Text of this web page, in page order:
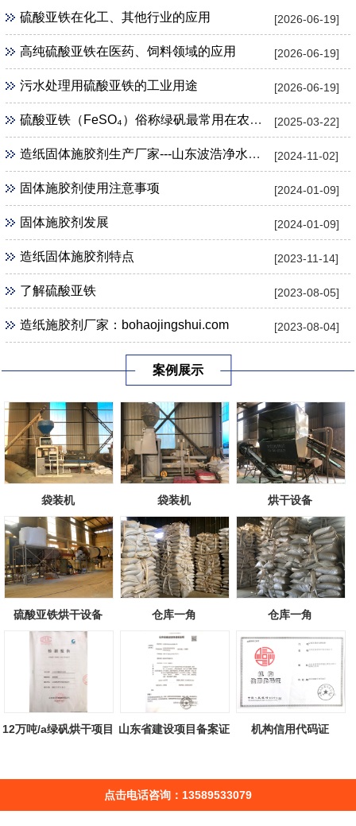
[2026-06-19]
硫酸亚铁在化工、其他行业的应用
[2026-06-19]
高纯硫酸亚铁在医药、饲料领域的应用
[2026-06-19]
污水处理用硫酸亚铁的工业用途
[2025-03-22]
硫酸亚铁（FeSO₄）俗称绿矾最常用在农业 、 园艺用途
[2024-11-02]
造纸固体施胶剂生产厂家---山东波浩净水科技公司
[2024-01-09]
固体施胶剂使用注意事项
[2024-01-09]
固体施胶剂发展
[2023-11-14]
造纸固体施胶剂特点
[2023-08-05]
了解硫酸亚铁
[2023-08-04]
造纸施胶剂厂家：bohaojingshui.com
案例展示
袋装机 袋装机 烘干设备
硫酸亚铁烘干设备 仓库一角 仓库一角
12万吨/a绿矾烘干项目
山东省建设项目备案证
机构信用代码证
点击电话咨询：13589533079